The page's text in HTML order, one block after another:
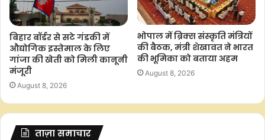
बिहार बॉर्डर से सटे गंडकी में
औद्योगिक इस्तेमाल के लिए
गांजा की खेती को मिली कानूनी
मंजूरी
August 8, 2026
भोपाल में ब्रिक्स संस्कृति मंत्रियों
की बैठक, मंत्री शेखावत ने भारत
की भूमिका को बताया अहम
August 8, 2026
ताज़ा समाचार